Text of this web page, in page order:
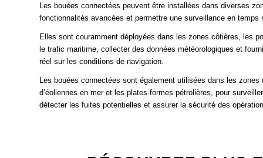
Les bouées connectées peuvent être installées dans diverses
fonctionnalités avancées et permettre une surveillance en temps
Elles sont couramment déployées dans les zones côtières, les
le trafic maritime, collecter des données météorologiques et
réel sur les conditions de navigation.
Les bouées connectées sont également utilisées dans les
d’éoliennes en mer et les plates-formes pétrolières, pour
détecter les fuites potentielles et assurer la sécurité des